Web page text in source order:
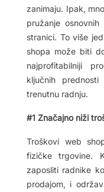
zanimaju. Ipak,
pružanje
stranici. To više
shopa može biti
najprofitabilniji
ključnih
trenutnu radnju.
#1 Značajno niži
Troškovi web
fizičke trgovine.
zaposliti radnike
prodajom, i